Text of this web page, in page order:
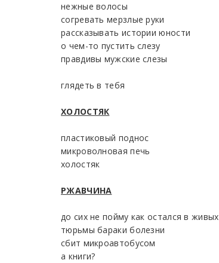
нежные волосы
согревать мерзлые руки
рассказывать истории юности
о чем-то пустить слезу
правдивы мужские слезы
глядеть в тебя
ХОЛОСТЯК
пластиковый поднос
микроволновая печь
холостяк
РЖАВЧИНА
до сих не пойму как остался в живых
тюрьмы бараки болезни
сбит микроавтобусом
а книги?